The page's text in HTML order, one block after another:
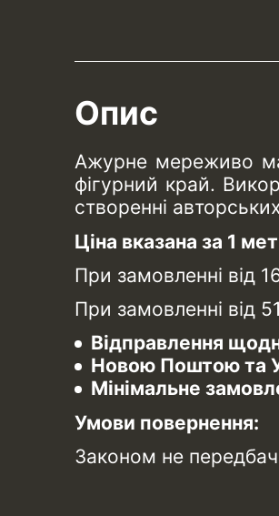
Опис
Ажурне мереживо
фігурний край.
створенні
Ціна вказана за 1
При замовленні від
При замовленні від
Відправлення
Новою Поштою та
Мінімальне
Умови повернення:
Законом не